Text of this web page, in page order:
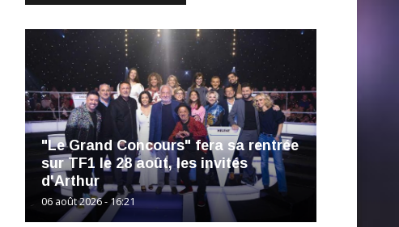
"Le Grand Concours" fera sa rentrée
sur TF1 le 28 août, les invités
d'Arthur
06 août 2026 - 16:21